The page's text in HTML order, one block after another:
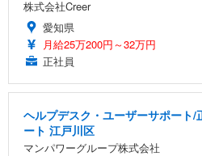
株式会社Creer
愛知県
月給25万200円～32万円
正社員
ヘルプデスク・ユーザーサポート
ート 江戸川区
マンパワーグループ株式会社